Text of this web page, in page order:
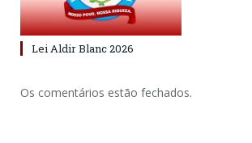
Lei Aldir Blanc 2026
Os comentários estão fechados.